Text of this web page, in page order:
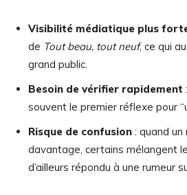
Visibilité médiatique plus
de Tout beau, tout neuf, ce qui
grand public.
Besoin de vérifier rapidement
souvent le premier réflexe pour
Risque de confusion : quand un
davantage, certains mélangent
d’ailleurs répondu à une rumeur